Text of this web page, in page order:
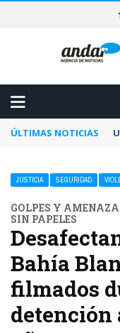
ÚLTIMAS NOTICIAS
JUSTICIA SEGURIDAD
GOLPES Y
SIN PAPELES
Bahía
filmados
detención